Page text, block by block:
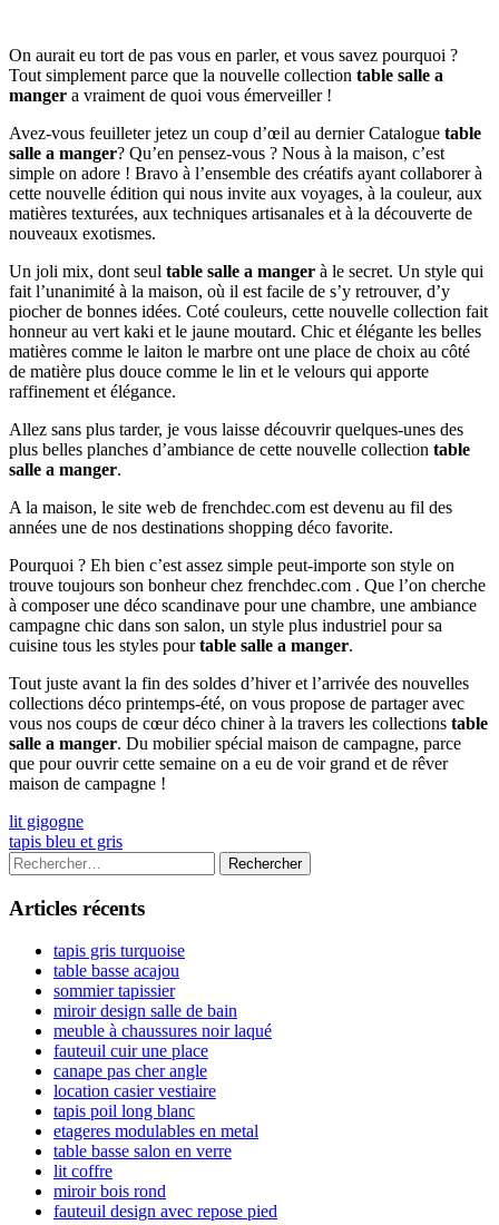
On aurait eu tort de pas vous en parler, et vous savez pourquoi ?
Tout simplement parce que la nouvelle collection table salle a
manger a vraiment de quoi vous émerveiller !
Avez-vous feuilleter jetez un coup d’œil au dernier Catalogue table
salle a manger? Qu’en pensez-vous ? Nous à la maison, c’est
simple on adore ! Bravo à l’ensemble des créatifs ayant collaborer à
cette nouvelle édition qui nous invite aux voyages, à la couleur, aux
matières texturées, aux techniques artisanales et à la découverte de
nouveaux exotismes.
Un joli mix, dont seul table salle a manger à le secret. Un style qui
fait l’unanimité à la maison, où il est facile de s’y retrouver, d’y
piocher de bonnes idées. Coté couleurs, cette nouvelle collection fait
honneur au vert kaki et le jaune moutard. Chic et élégante les belles
matières comme le laiton le marbre ont une place de choix au côté
de matière plus douce comme le lin et le velours qui apporte
raffinement et élégance.
Allez sans plus tarder, je vous laisse découvrir quelques-unes des
plus belles planches d’ambiance de cette nouvelle collection table
salle a manger.
A la maison, le site web de frenchdec.com est devenu au fil des
années une de nos destinations shopping déco favorite.
Pourquoi ? Eh bien c’est assez simple peut-importe son style on
trouve toujours son bonheur chez frenchdec.com . Que l’on cherche
à composer une déco scandinave pour une chambre, une ambiance
campagne chic dans son salon, un style plus industriel pour sa
cuisine tous les styles pourtable salle a manger.
Tout juste avant la fin des soldes d’hiver et l’arrivée des nouvelles
collections déco printemps-été, on vous propose de partager avec
vous nos coups de cœur déco chiner à la travers les collections table
salle a manger. Du mobilier spécial maison de campagne, parce
que pour ouvrir cette semaine on a eu de voir grand et de rêver
maison de campagne !
Navigation
de
l’article
Previous
article:
lit gigogne
Next
article:
tapis bleu et gris
Colonne
latérale
principale
Rechercher :
Articles récents
tapis gris turquoise
table basse acajou
sommier tapissier
miroir design salle de bain
meuble à chaussures noir laqué
fauteuil cuir une place
canape pas cher angle
location casier vestiaire
tapis poil long blanc
etageres modulables en metal
table basse salon en verre
lit coffre
miroir bois rond
fauteuil design avec repose pied